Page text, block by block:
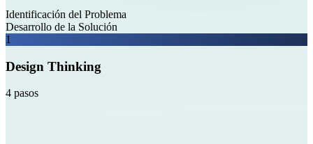
Identificación del Problema
Desarrollo de la Solución
1
Design Thinking
4 pasos